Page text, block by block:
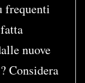
frequenti
nuove
Considera